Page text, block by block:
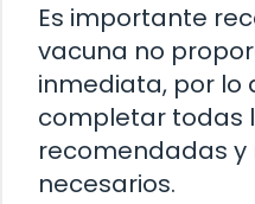
Es importante
vacuna no
inmediata, por lo
completar todas
recomendadas y
necesarios.